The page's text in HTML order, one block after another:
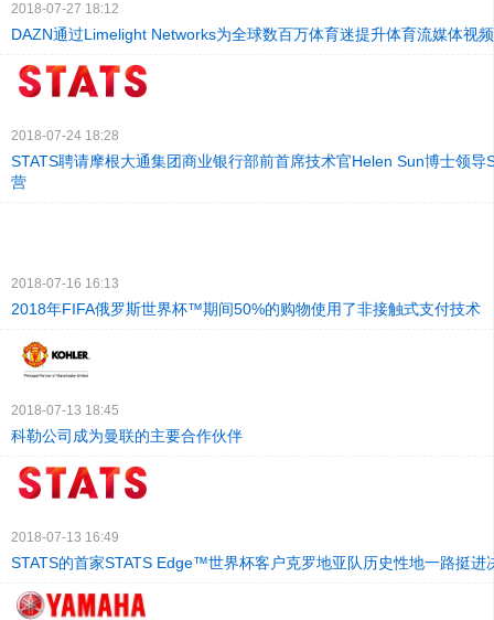
2018-07-27 18:12
DAZN通过Limelight Networks为全球数百万体育迷提升体育流媒体视
2018-07-24 18:28
STATS聘请摩根大通集团商业银行部前首席技术官Helen Sun博士领导
营
2018-07-16 16:13
2018年FIFA俄罗斯世界杯™期间50%的购物使用了非接触式支付技术
2018-07-13 18:45
科勒公司成为曼联的主要合作伙伴
2018-07-13 16:49
STATS的首家STATS Edge™世界杯客户克罗地亚队历史性地一路挺进